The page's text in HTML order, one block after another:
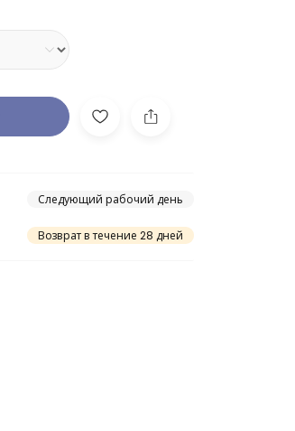
Следующий рабочий день
Возврат в течение 28 дней